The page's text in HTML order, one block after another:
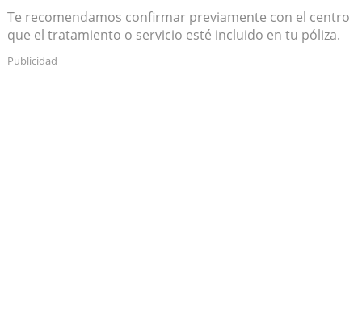
Te recomendamos confirmar previamente con el centro
que el tratamiento o servicio esté incluido en tu póliza.
Publicidad